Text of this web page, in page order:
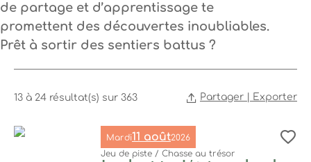
de partage et d’apprentissage te
promettent des découvertes inoubliables.
Prêt à sortir des sentiers battus ?
13 à 24 résultat(s) sur 363 Partager | Exporter
Nom de l’événement
Mardi11 août2026
Jeu de piste / Chasse au trésor